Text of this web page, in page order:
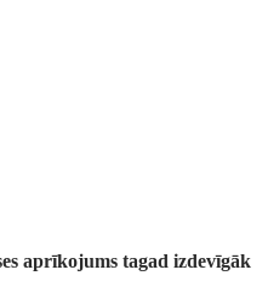
aprīkojums tagad izdevīgāk